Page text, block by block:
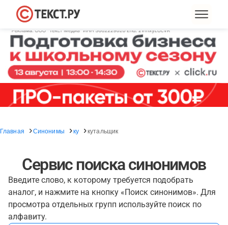
Главная Синонимы ку кутальщик
Сервис поиска синонимов
Введите слово, к которому требуется подобрать
аналог, и нажмите на кнопку «Поиск синонимов». Для
просмотра отдельных групп используйте поиск по
алфавиту.